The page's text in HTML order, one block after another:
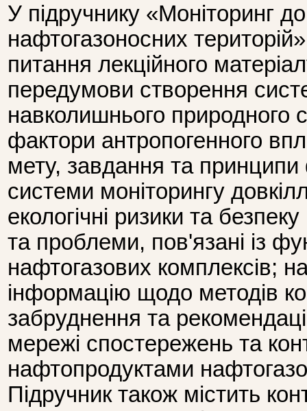
У підручнику «Моніторинг
нафтогазоносних
питання лекційного
передумови створення
навколишнього природного
фактори антропогенного
мету, завдання та принципи
системи моніторингу
екологічні ризики та
та проблеми, пов'язані із
нафтогазових комплексів;
інформацію щодо методів
забруднення та
мережі спостережень та
нафтопродуктами
Підручник також містить